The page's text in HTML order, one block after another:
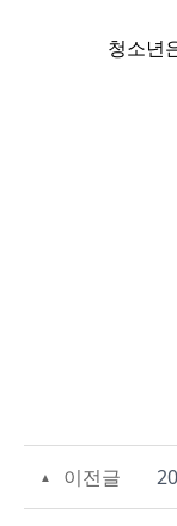
청소년
이전글